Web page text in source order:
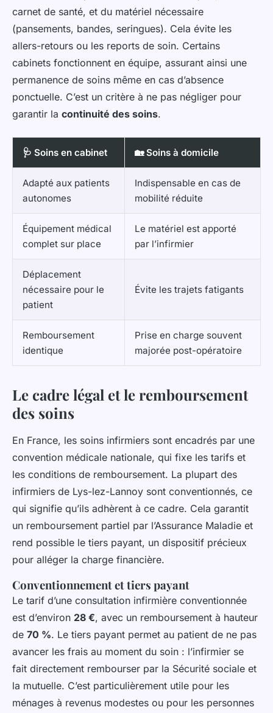
carnet de santé, et du matériel nécessaire
(pansements, bandes, seringues). Cela évite les
allers-retours ou les reports de soin. Certains
cabinets fonctionnent en équipe, assurant ainsi une
permanence de soins même en cas d’absence
ponctuelle. C’est un critère à ne pas négliger pour
garantir la continuité des soins.
🩺 Soins en cabinet 🏡 Soins à domicile
Adapté aux patients
autonomes
Indispensable en cas de
mobilité réduite
Équipement médical
complet sur place
Le matériel est apporté
par l’infirmier
Déplacement
nécessaire pour le
patient
Évite les trajets fatigants
Remboursement
identique
Prise en charge souvent
majorée post-opératoire
Le cadre légal et le remboursement
des soins
En France, les soins infirmiers sont encadrés par une
convention médicale nationale, qui fixe les tarifs et
les conditions de remboursement. La plupart des
infirmiers de Lys-lez-Lannoy sont conventionnés, ce
qui signifie qu’ils adhèrent à ce cadre. Cela garantit
un remboursement partiel par l’Assurance Maladie et
rend possible le tiers payant, un dispositif précieux
pour alléger la charge financière.
Conventionnement et tiers payant
Le tarif d’une consultation infirmière conventionnée
est d’environ 28 €, avec un remboursement à hauteur
de 70 %. Le tiers payant permet au patient de ne pas
avancer les frais au moment du soin : l’infirmier se
fait directement rembourser par la Sécurité sociale et
la mutuelle. C’est particulièrement utile pour les
ménages à revenus modestes ou pour les personnes